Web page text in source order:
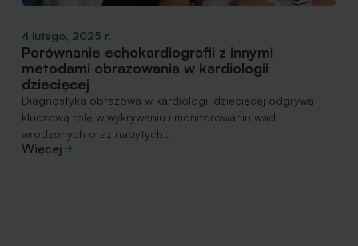
4 lutego, 2025 r.
Porównanie echokardiografii z innymi
metodami obrazowania w kardiologii
dziecięcej
Diagnostyka obrazowa w kardiologii dziecięcej odgrywa
kluczową rolę w wykrywaniu i monitorowaniu wad
wrodzonych oraz nabytych…
Więcej